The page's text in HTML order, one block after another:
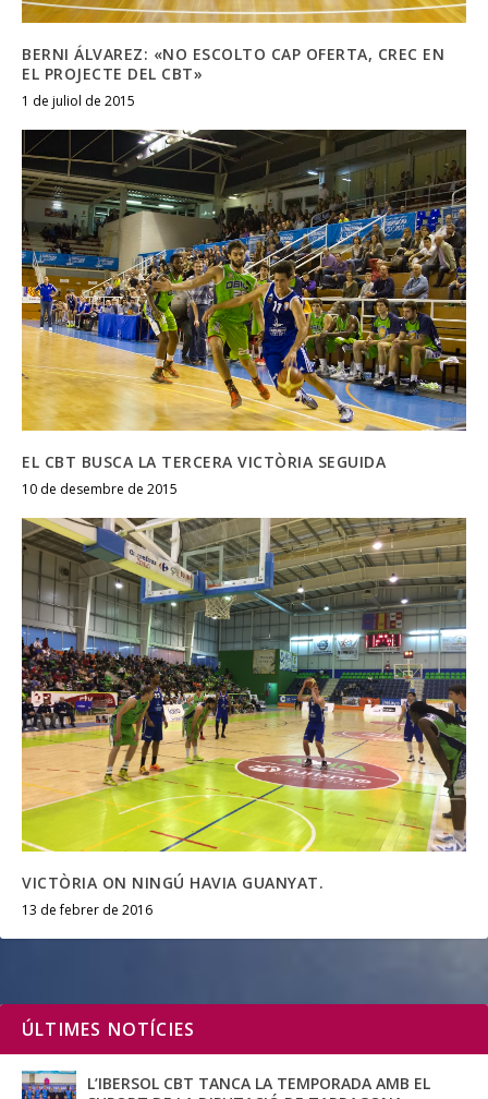
BERNI ÁLVAREZ: «NO ESCOLTO CAP OFERTA, CREC EN
EL PROJECTE DEL CBT»
1 de juliol de 2015
EL CBT BUSCA LA TERCERA VICTÒRIA SEGUIDA
10 de desembre de 2015
VICTÒRIA ON NINGÚ HAVIA GUANYAT.
13 de febrer de 2016
ÚLTIMES NOTÍCIES
L’IBERSOL CBT TANCA LA TEMPORADA AMB EL